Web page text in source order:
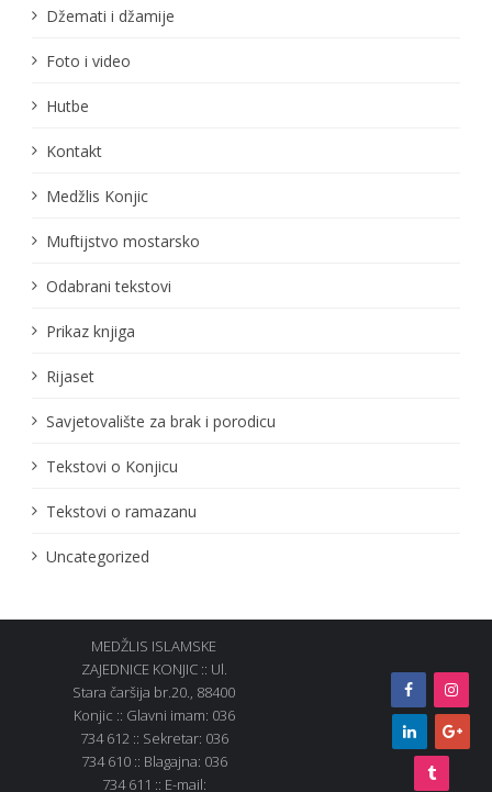
Džemati i džamije
Foto i video
Hutbe
Kontakt
Medžlis Konjic
Muftijstvo mostarsko
Odabrani tekstovi
Prikaz knjiga
Rijaset
Savjetovalište za brak i porodicu
Tekstovi o Konjicu
Tekstovi o ramazanu
Uncategorized
MEDŽLIS ISLAMSKE
ZAJEDNICE KONJIC :: Ul.
Stara čaršija br.20., 88400
Konjic :: Glavni imam: 036
734 612 :: Sekretar: 036
734 610 :: Blagajna: 036
734 611 :: E-mail: